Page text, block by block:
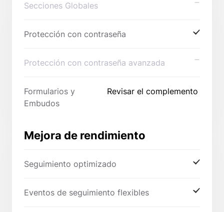
Secciones Globales
Protección con contraseña
Protección con contraseña avanzada
Formularios y
Embudos
Revisar el complemento
Mejora de rendimiento
Seguimiento optimizado
Eventos de seguimiento flexibles